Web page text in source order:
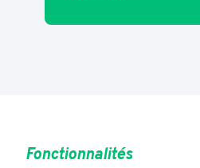
Fonctionnalités